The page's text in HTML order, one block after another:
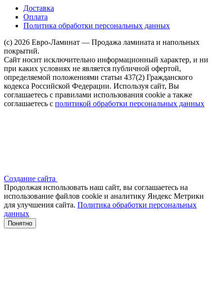
Доставка
Оплата
Политика обработки персональных данных
(c) 2026 Евро-Ламинат — Продажа ламината и напольных
покрытий.
Сайт носит исключительно информационный характер, и ни
при каких условиях не является публичной офертой,
определяемой положениями статьи 437(2) Гражданского
кодекса Российской Федерации. Используя сайт, Вы
соглашаетесь с правилами использования cookie а также
соглашаетесь с политикой обработки персональных данных
Создание сайта
Продолжая использовать наш сайт, вы соглашаетесь на
использование файлов сооkіе и аналитику Яндекс Метрики
для улучшения сайта. Политика обработки персональных
данных
Понятно